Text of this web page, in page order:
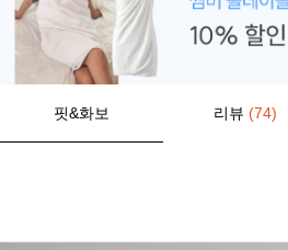
핏&화보 리뷰 (74)